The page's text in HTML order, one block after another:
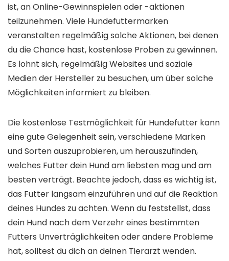
ist, an Online-Gewinnspielen oder -aktionen
teilzunehmen. Viele Hundefuttermarken
veranstalten regelmäßig solche Aktionen, bei denen
du die Chance hast, kostenlose Proben zu gewinnen.
Es lohnt sich, regelmäßig Websites und soziale
Medien der Hersteller zu besuchen, um über solche
Möglichkeiten informiert zu bleiben.
Die kostenlose Testmöglichkeit für Hundefutter kann
eine gute Gelegenheit sein, verschiedene Marken
und Sorten auszuprobieren, um herauszufinden,
welches Futter dein Hund am liebsten mag und am
besten verträgt. Beachte jedoch, dass es wichtig ist,
das Futter langsam einzuführen und auf die Reaktion
deines Hundes zu achten. Wenn du feststellst, dass
dein Hund nach dem Verzehr eines bestimmten
Futters Unverträglichkeiten oder andere Probleme
hat, solltest du dich an deinen Tierarzt wenden.